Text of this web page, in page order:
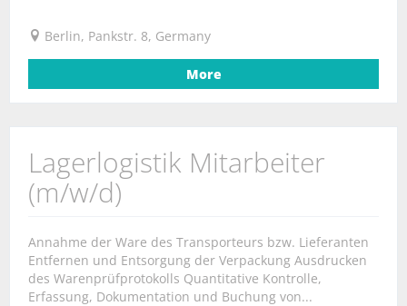
Berlin, Pankstr. 8, Germany
More
Lagerlogistik Mitarbeiter
(m/w/d)
Annahme der Ware des Transporteurs bzw. Lieferanten
Entfernen und Entsorgung der Verpackung Ausdrucken
des Warenprüfprotokolls Quantitative Kontrolle,
Erfassung, Dokumentation und Buchung von...